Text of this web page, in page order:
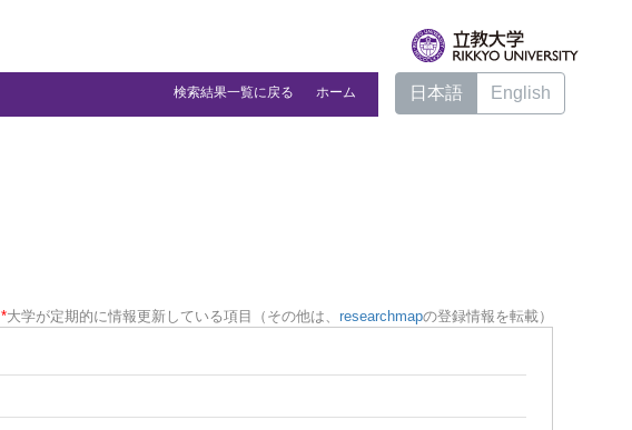
検索結果一覧に戻る ホーム 日本語 English
*大学が定期的に情報更新している項目（その他は、 researchmapの登録情報を転載）